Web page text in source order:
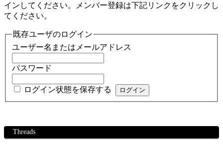
インしてください。メンバー登録は下記リンクをクリックし
てください。
既存ユーザのログイン
ユーザー名またはメールアドレス
パスワード
ログイン状態を保存する
Threads